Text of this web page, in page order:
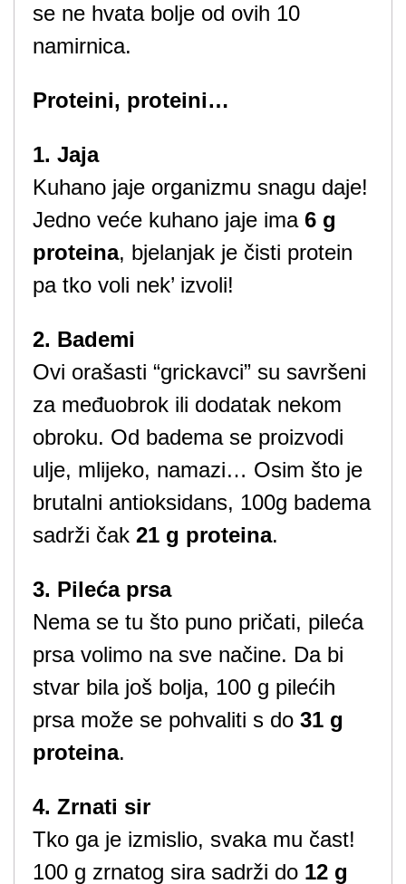
se ne hvata bolje od ovih 10
namirnica.
Proteini, proteini…
1. Jaja
Kuhano jaje organizmu snagu daje!
Jedno veće kuhano jaje ima 6 g
proteina, bjelanjak je čisti protein
pa tko voli nek’ izvoli!
2. Bademi
Ovi orašasti “grickavci” su savršeni
za međuobrok ili dodatak nekom
obroku. Od badema se proizvodi
ulje, mlijeko, namazi… Osim što je
brutalni antioksidans, 100g badema
sadrži čak 21 g proteina.
3. Pileća prsa
Nema se tu što puno pričati, pileća
prsa volimo na sve načine. Da bi
stvar bila još bolja, 100 g pilećih
prsa može se pohvaliti s do 31 g
proteina.
4. Zrnati sir
Tko ga je izmislio, svaka mu čast!
100 g zrnatog sira sadrži do 12 g